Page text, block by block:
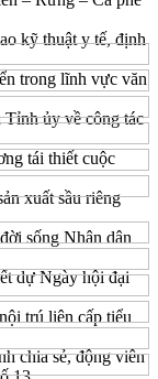
kỹ thuật y tế, định
trong lĩnh vực văn
ủy về công tác
tái thiết cuộc
xuất sầu riêng
sống Nhân dân
dự Ngày hội đại
trú liên cấp tiểu
chia sẻ, động viên